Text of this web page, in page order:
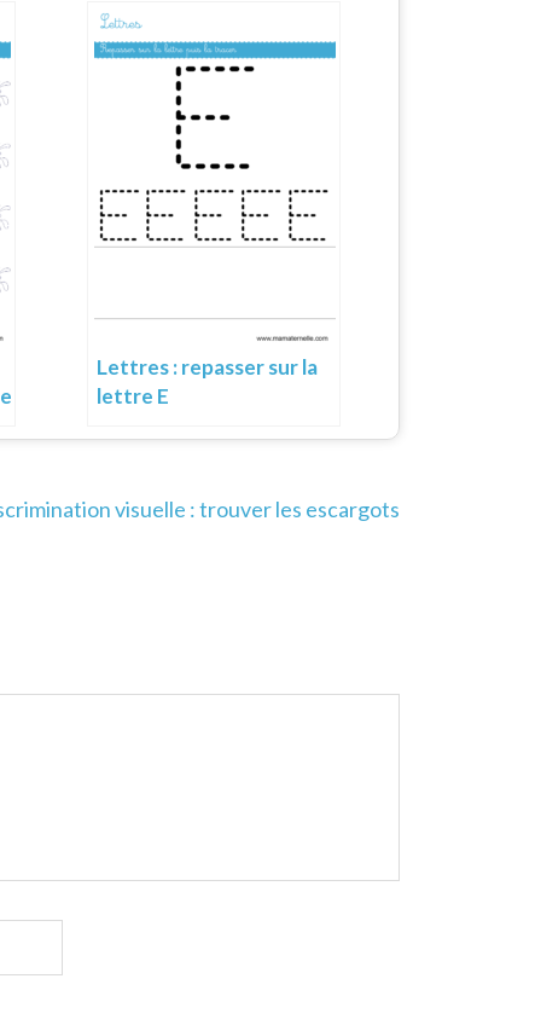
Lettres : repasser sur la
lettre E
visuelle : trouver les escargots